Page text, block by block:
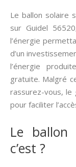
Le ballon solaire
sur Guidel
l’énergie
d’un
l’énergie
gratuite. Malgré
rassurez-vous, le
pour faciliter
Le ballon
c’est ?